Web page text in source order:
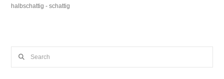
halbschattig - schattig